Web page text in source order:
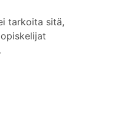
tarkoita sitä,